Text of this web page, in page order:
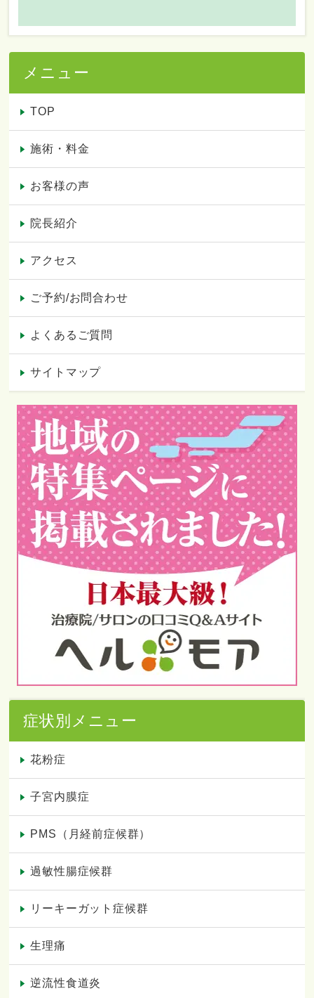
メニュー
TOP
施術・料金
お客様の声
院長紹介
アクセス
ご予約/お問合わせ
よくあるご質問
サイトマップ
症状別メニュー
花粉症
子宮内膜症
PMS（月経前症候群）
過敏性腸症候群
リーキーガット症候群
生理痛
逆流性食道炎